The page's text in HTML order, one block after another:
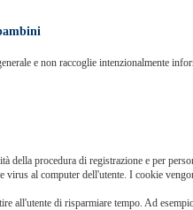
e non raccoglie intenzionalmente
della procedura di registrazione e per
al computer dell'utente. I cookie
all'utente di risparmiare tempo. Ad